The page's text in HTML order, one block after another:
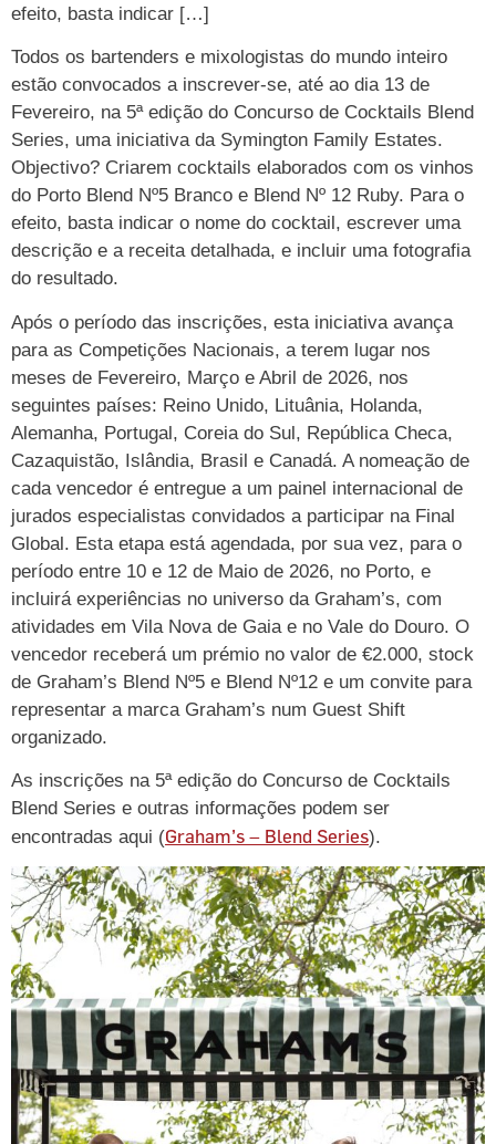
efeito, basta indicar […]
Todos os bartenders e mixologistas do mundo inteiro
estão convocados a inscrever-se, até ao dia 13 de
Fevereiro, na 5ª edição do Concurso de Cocktails Blend
Series, uma iniciativa da Symington Family Estates.
Objectivo? Criarem cocktails elaborados com os vinhos
do Porto Blend Nº5 Branco e Blend Nº 12 Ruby. Para o
efeito, basta indicar o nome do cocktail, escrever uma
descrição e a receita detalhada, e incluir uma fotografia
do resultado.
Após o período das inscrições, esta iniciativa avança
para as Competições Nacionais, a terem lugar nos
meses de Fevereiro, Março e Abril de 2026, nos
seguintes países: Reino Unido, Lituânia, Holanda,
Alemanha, Portugal, Coreia do Sul, República Checa,
Cazaquistão, Islândia, Brasil e Canadá. A nomeação de
cada vencedor é entregue a um painel internacional de
jurados especialistas convidados a participar na Final
Global. Esta etapa está agendada, por sua vez, para o
período entre 10 e 12 de Maio de 2026, no Porto, e
incluirá experiências no universo da Graham’s, com
atividades em Vila Nova de Gaia e no Vale do Douro. O
vencedor receberá um prémio no valor de €2.000, stock
de Graham’s Blend Nº5 e Blend Nº12 e um convite para
representar a marca Graham’s num Guest Shift
organizado.
As inscrições na 5ª edição do Concurso de Cocktails
Blend Series e outras informações podem ser
encontradas aqui (Graham’s – Blend Series).